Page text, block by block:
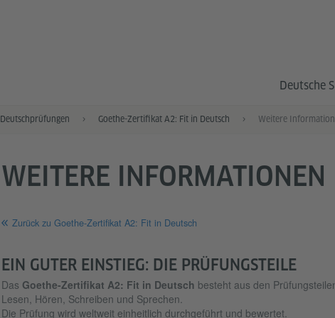
Deutsche
Deutschprüfungen Goethe-Zertifikat A2: Fit in Deutsch Weitere
WEITERE INFORMATIONEN
Zurück zu Goethe-Zertifikat A2: Fit in Deutsch
EIN GUTER EINSTIEG: DIE PRÜFUNGSTEILE
Das Goethe-Zertifikat A2: Fit in Deutsch besteht aus den
Lesen, Hören, Schreiben und Sprechen.
Die Prüfung wird weltweit einheitlich durchgeführt und bewertet.